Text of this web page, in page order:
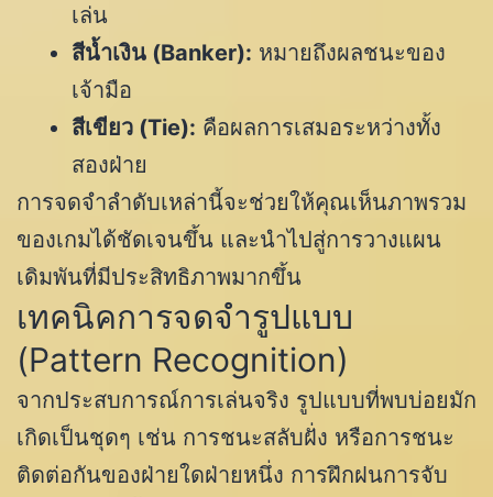
เล่น
สีน้ำเงิน (Banker): หมายถึงผลชนะของ
เจ้ามือ
สีเขียว (Tie): คือผลการเสมอระหว่างทั้ง
สองฝ่าย
การจดจำลำดับเหล่านี้จะช่วยให้คุณเห็นภาพรวม
ของเกมได้ชัดเจนขึ้น และนำไปสู่การวางแผน
เดิมพันที่มีประสิทธิภาพมากขึ้น
เทคนิคการจดจำรูปแบบ
(Pattern Recognition)
จากประสบการณ์การเล่นจริง รูปแบบที่พบบ่อยมัก
เกิดเป็นชุดๆ เช่น การชนะสลับฝั่ง หรือการชนะ
ติดต่อกันของฝ่ายใดฝ่ายหนึ่ง การฝึกฝนการจับ